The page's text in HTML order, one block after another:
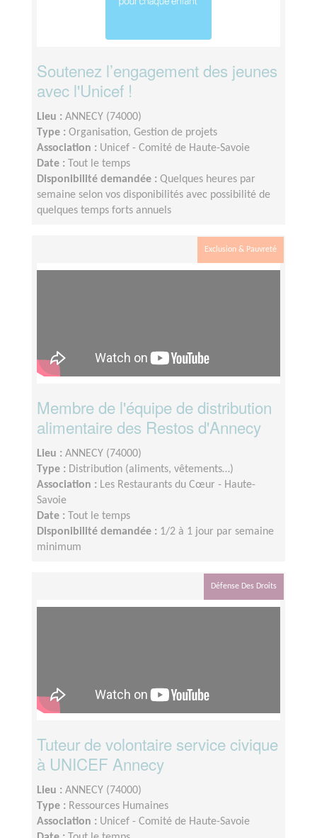
Soutenez l’engagement des jeunes
avec l'Unicef !
Lieu : ANNECY (74000)
Type : Organisation, Gestion de projets
Association : Unicef - Comité de Haute-Savoie
Date :
Tout le temps
Disponibilité demandée : Quelques heures par
semaine selon vos disponibilités avec possibilité de
quelques temps forts annuels
Exclusion & Pauvreté
Membre de l'équipe de distribution
alimentaire des Restos d'Annecy
Lieu : ANNECY (74000)
Type : Distribution (aliments, vêtements…)
Association : Les Restaurants du Cœur - Haute-
Savoie
Date :
Tout le temps
Disponibilité demandée : 1/2 à 1 jour par semaine
minimum
Défense Des Droits
Tuteur de volontaire service civique
à UNICEF Annecy
Lieu : ANNECY (74000)
Type : Ressources Humaines
Association : Unicef - Comité de Haute-Savoie